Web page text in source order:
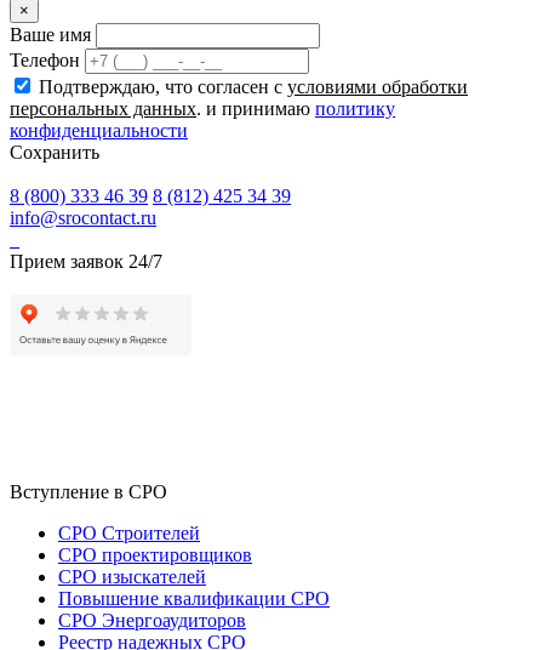
×
Ваше имя
Телефон
Подтверждаю, что согласен с условиями обработки
персональных данных. и принимаю политику
конфиденциальности
Сохранить
8 (800) 333 46 39 8 (812) 425 34 39
info@srocontact.ru
Прием заявок 24/7
Вступление в СРО
СРО Строителей
СРО проектировщиков
СРО изыскателей
Повышение квалификации СРО
СРО Энергоаудиторов
Реестр надежных СРО